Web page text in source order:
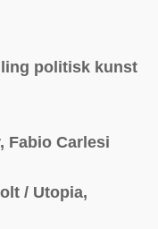
politisk kunst
Fabio Carlesi
/ Utopia,